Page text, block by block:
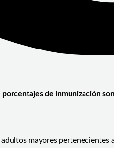
de inmunización
mayores